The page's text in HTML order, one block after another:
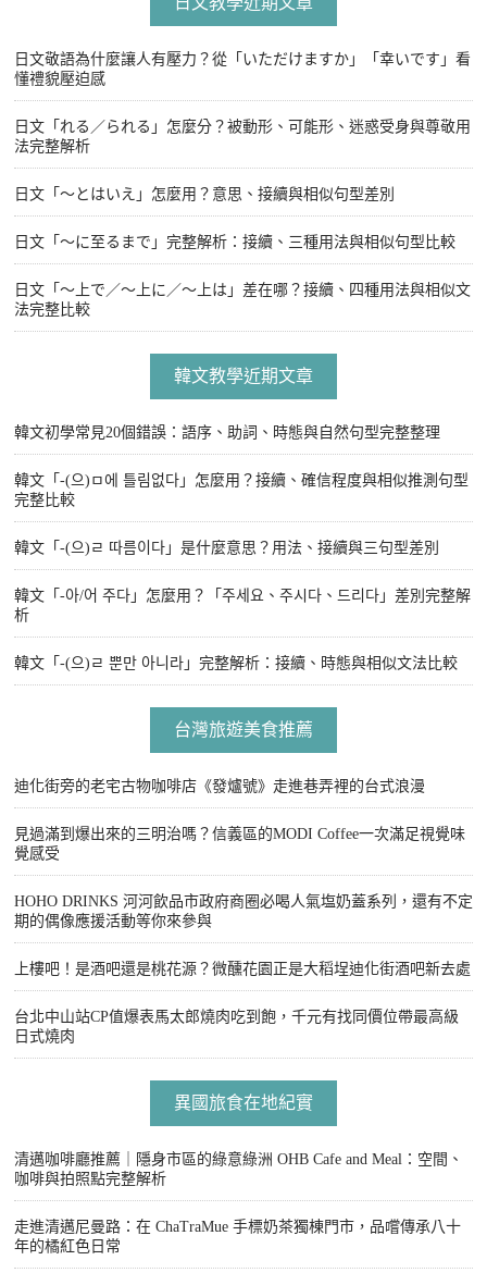
日文敬語為什麼讓人有壓力？從「いただけますか」「幸いです」看
懂禮貌壓迫感
日文「れる／られる」怎麼分？被動形、可能形、迷惑受身與尊敬用
法完整解析
日文「〜とはいえ」怎麼用？意思、接續與相似句型差別
日文「〜に至るまで」完整解析：接續、三種用法與相似句型比較
日文「〜上で／〜上に／〜上は」差在哪？接續、四種用法與相似文
法完整比較
韓文教學近期文章
韓文初學常見20個錯誤：語序、助詞、時態與自然句型完整整理
韓文「-(으)ㅁ에 틀림없다」怎麼用？接續、確信程度與相似推測句型
完整比較
韓文「-(으)ㄹ 따름이다」是什麼意思？用法、接續與三句型差別
韓文「-아/어 주다」怎麼用？「주세요、주시다、드리다」差別完整解
析
韓文「-(으)ㄹ 뿐만 아니라」完整解析：接續、時態與相似文法比較
台灣旅遊美食推薦
迪化街旁的老宅古物咖啡店《發爐號》走進巷弄裡的台式浪漫
見過滿到爆出來的三明治嗎？信義區的MODI Coffee一次滿足視覺味
覺感受
HOHO DRINKS 河河飲品市政府商圈必喝人氣塩奶蓋系列，還有不定
期的偶像應援活動等你來參與
上樓吧！是酒吧還是桃花源？微醺花園正是大稻埕迪化街酒吧新去處
台北中山站CP值爆表馬太郎燒肉吃到飽，千元有找同價位帶最高級
日式燒肉
異國旅食在地紀實
清邁咖啡廳推薦｜隱身市區的綠意綠洲 OHB Cafe and Meal：空間、
咖啡與拍照點完整解析
走進清邁尼曼路：在 ChaTraMue 手標奶茶獨棟門市，品嚐傳承八十
年的橘紅色日常